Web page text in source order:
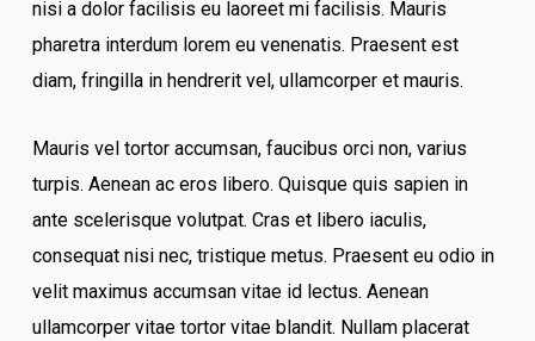
nisi a dolor facilisis eu laoreet mi facilisis. Mauris
pharetra interdum lorem eu venenatis. Praesent est
diam, fringilla in hendrerit vel, ullamcorper et mauris.
Mauris vel tortor accumsan, faucibus orci non, varius
turpis. Aenean ac eros libero. Quisque quis sapien in
ante scelerisque volutpat. Cras et libero iaculis,
consequat nisi nec, tristique metus. Praesent eu odio in
velit maximus accumsan vitae id lectus. Aenean
ullamcorper vitae tortor vitae blandit. Nullam placerat